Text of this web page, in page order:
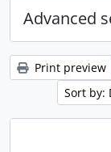
Advanced
Print preview
Sort by: